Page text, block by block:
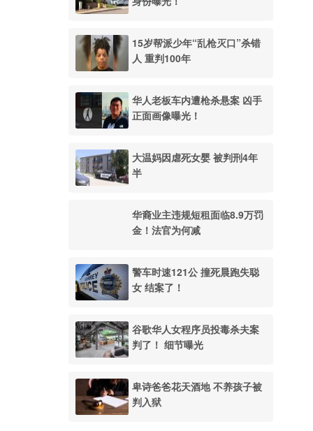
15岁帮派少年“乱枪灭口”杀错
人 重判100年
华人老板车内遭枪杀悬案 凶手
正面画像曝光！
大温妈因虐死女婴 被判刑4年
半
华裔业主违规短租面临8.9万罚
金！法官为何减
警车时速121公 撞死晨跑失聪
女 结案了！
谷歌华人女程序员投毒杀夫案
判了！ 细节曝光
卑诗爸爸花天酒地 不养孩子被
判入狱